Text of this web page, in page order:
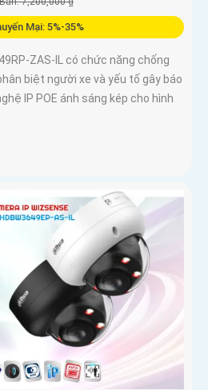
Mại: 5%-35%
ZAS-IL có chức năng chống
biệt người xe và yếu tố gây báo
IP POE ánh sáng kép cho hình